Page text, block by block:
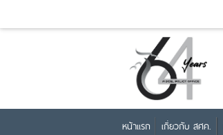
หน้าแรก เกี่ยวกับ สศค.